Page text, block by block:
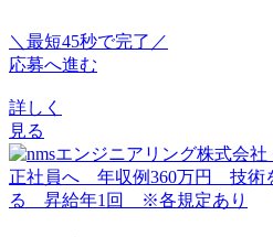
＼最短45秒で完了／
応募へ進む
詳しく
見る